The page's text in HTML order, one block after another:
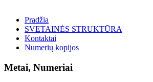
Pradžia
SVETAINĖS STRUKTŪRA
Kontaktai
Numerių kopijos
Metai, Numeriai